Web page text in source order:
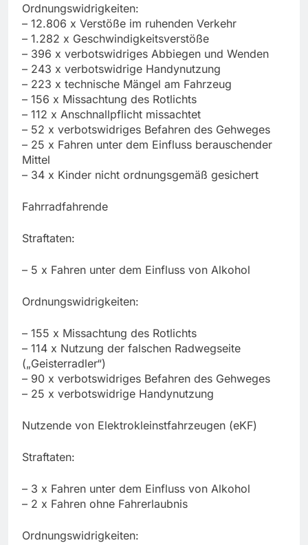
Ordnungswidrigkeiten:
– 12.806 x Verstöße im ruhenden Verkehr
– 1.282 x Geschwindigkeitsverstöße
– 396 x verbotswidriges Abbiegen und Wenden
– 243 x verbotswidrige Handynutzung
– 223 x technische Mängel am Fahrzeug
– 156 x Missachtung des Rotlichts
– 112 x Anschnallpflicht missachtet
– 52 x verbotswidriges Befahren des Gehweges
– 25 x Fahren unter dem Einfluss berauschender
Mittel
– 34 x Kinder nicht ordnungsgemäß gesichert
Fahrradfahrende
Straftaten:
– 5 x Fahren unter dem Einfluss von Alkohol
Ordnungswidrigkeiten:
– 155 x Missachtung des Rotlichts
– 114 x Nutzung der falschen Radwegseite
(„Geisterradler“)
– 90 x verbotswidriges Befahren des Gehweges
– 25 x verbotswidrige Handynutzung
Nutzende von Elektrokleinstfahrzeugen (eKF)
Straftaten:
– 3 x Fahren unter dem Einfluss von Alkohol
– 2 x Fahren ohne Fahrerlaubnis
Ordnungswidrigkeiten: